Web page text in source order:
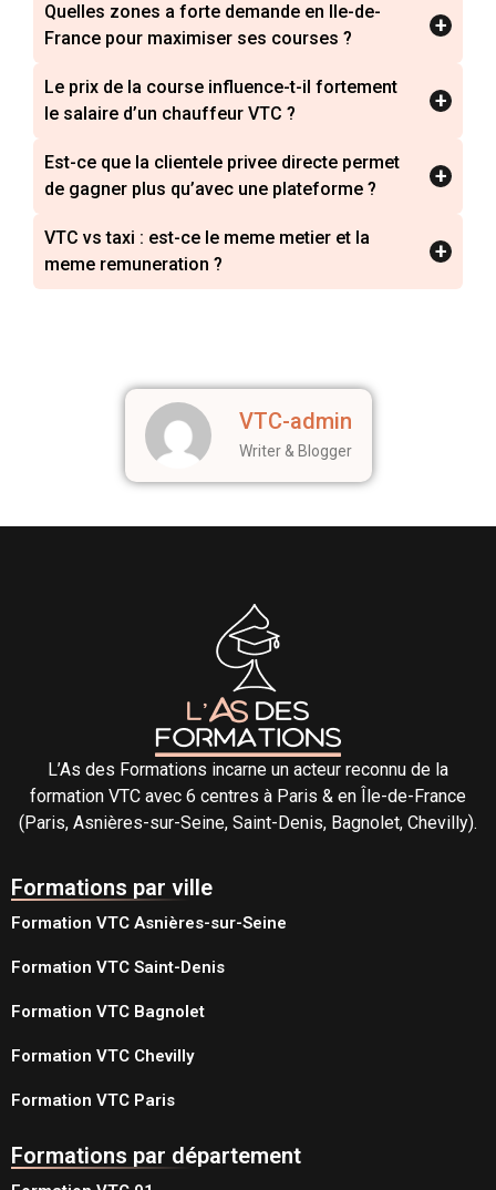
Quelles zones a forte demande en Ile-de-
France pour maximiser ses courses ?
+
Le prix de la course influence-t-il fortement
le salaire d’un chauffeur VTC ?
+
Est-ce que la clientele privee directe permet
de gagner plus qu’avec une plateforme ?
+
VTC vs taxi : est-ce le meme metier et la
meme remuneration ?
+
VTC-admin
Writer & Blogger
L’As des Formations incarne un acteur reconnu de la
formation VTC avec 6 centres à Paris & en Île-de-France
(Paris, Asnières-sur-Seine, Saint-Denis, Bagnolet, Chevilly).
Formations par ville
Formation VTC Asnières-sur-Seine
Formation VTC Saint-Denis
Formation VTC Bagnolet
Formation VTC Chevilly
Formation VTC Paris
Formations par département